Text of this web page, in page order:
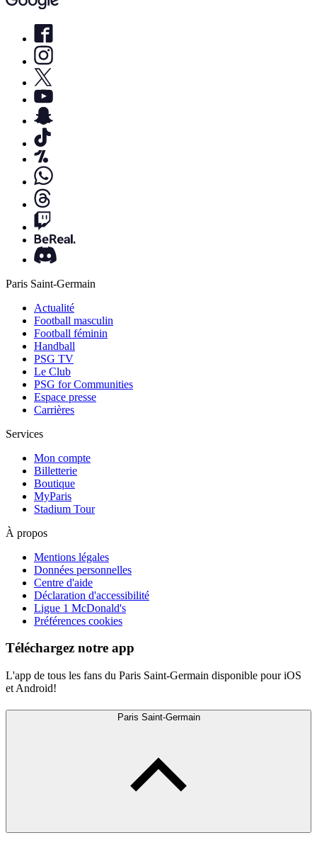
Paris Saint-Germain
Actualité
Football masculin
Football féminin
Handball
PSG TV
Le Club
PSG for Communities
Espace presse
Carrières
Services
Mon compte
Billetterie
Boutique
MyParis
Stadium Tour
À propos
Mentions légales
Données personnelles
Centre d'aide
Déclaration d'accessibilité
Ligue 1 McDonald's
Préférences cookies
Téléchargez notre app
L'app de tous les fans du Paris Saint-Germain disponible pour iOS
et Android!
Paris Saint-Germain